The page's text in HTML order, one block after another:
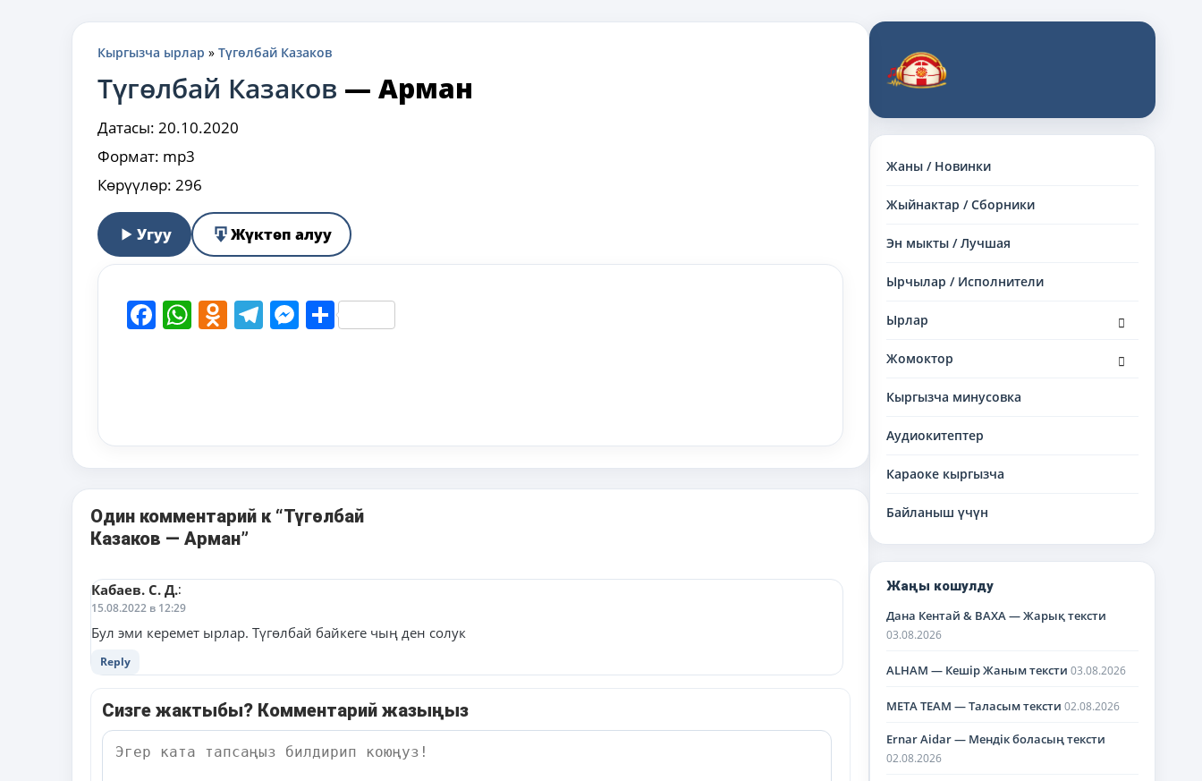
Жаны / Новинки
Жыйнактар / Сборники
Эн мыкты / Лучшая
Ырчылар / Исполнители
Ырлар
дочернее
Жомоктор
дочернее
Кыргызча минусовка
Аудиокитептер
Караоке кыргызча
Байланыш үчүн
Жаңы кошулду
Дана Кентай & BAXA — Жарық тексти
03.08.2026
ALHAM — Кешір Жаным тексти 03.08.2026
META TEAM — Таласым тексти 02.08.2026
Ernar Aidar — Мендік боласың тексти
02.08.2026
Кыргызча ырлар » Түгөлбай Казаков
Түгөлбай Казаков — Арман
Датасы: 20.10.2020
Формат: mp3
Көрүүлөр: 296
Угуу Жүктөп алуу
Facebook
WhatsApp
Odnoklassniki
Telegram
Messenger
Share
Один комментарий к “Түгөлбай
Казаков — Арман”
Кабаев. С. Д.:
15.08.2022 в 12:29
Бул эми керемет ырлар. Түгөлбай байкеге чың ден солук
Reply
Сизге жактыбы? Комментарий жазыңыз